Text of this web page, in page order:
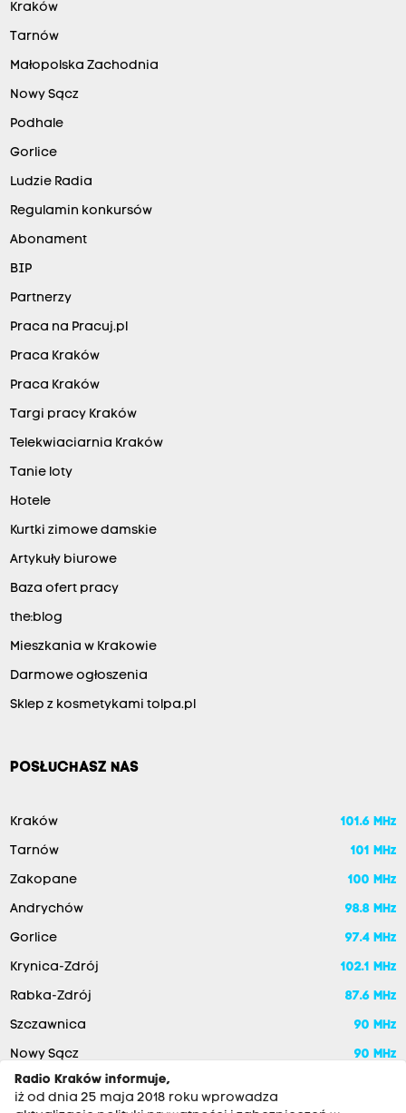
Kraków
Tarnów
Małopolska Zachodnia
Nowy Sącz
Podhale
Gorlice
Ludzie Radia
Regulamin konkursów
Abonament
BIP
Partnerzy
Praca na Pracuj.pl
Praca Kraków
Praca Kraków
Targi pracy Kraków
Telekwiaciarnia Kraków
Tanie loty
Hotele
Kurtki zimowe damskie
Artykuły biurowe
Baza ofert pracy
the:blog
Mieszkania w Krakowie
Darmowe ogłoszenia
Sklep z kosmetykami tolpa.pl
POSŁUCHASZ NAS
Kraków 101.6 MHz
Tarnów 101 MHz
Zakopane 100 MHz
Andrychów 98.8 MHz
Gorlice 97.4 MHz
Krynica-Zdrój 102.1 MHz
Rabka-Zdrój 87.6 MHz
Szczawnica 90 MHz
Nowy Sącz
90 MHz
Radio Kraków informuje,
iż od dnia 25 maja 2018 roku wprowadza